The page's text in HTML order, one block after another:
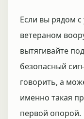
Если вы рядом
ветераном
вытягивайте
безопасный
говорить, а
именно такая
первой опорой.